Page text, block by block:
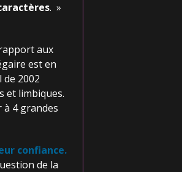
. »
aux
est en
de 2002
et limbiques.
4 grandes
confiance.
de la